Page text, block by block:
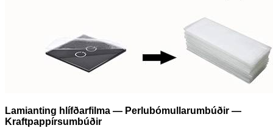
Lamianting hlífðarfilma — Perlubómullarumbúðir —
Kraftpappírsumbúðir